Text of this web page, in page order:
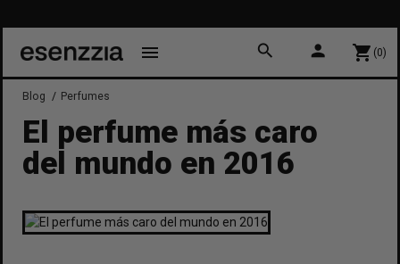
menu search person shopping_cart (0)
Blog Perfumes
El perfume más caro
del mundo en 2016